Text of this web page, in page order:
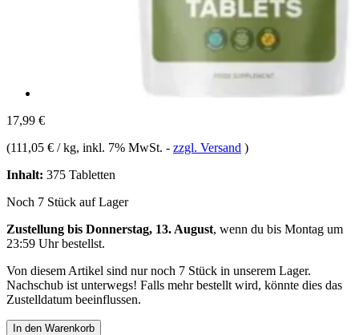
17,99 €
(111,05 € / kg, inkl. 7% MwSt. - zzgl. Versand )
Inhalt: 375 Tabletten
Noch 7 Stück auf Lager
Zustellung bis Donnerstag, 13. August, wenn du bis Montag um
23:59 Uhrbestellst.
Von diesem Artikel sind nur noch 7 Stück in unserem Lager.
Nachschub ist unterwegs! Falls mehr bestellt wird, könnte dies das
Zustelldatum beeinflussen.
In den Warenkorb